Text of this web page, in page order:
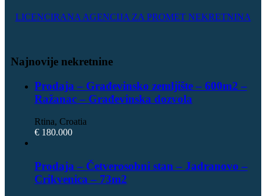
LICENCIRANA AGENCIJA ZA PROMET NEKRETNINA
Najnovije nekretnine
Prodaja – Građevinsko zemljište – 600m2 –
Ražanac – Građevinska dozvola
Rtina, Croatia
€ 180.000
Prodaja – Četverosobni stan – Jadranovo –
Crikvenica – 73m2